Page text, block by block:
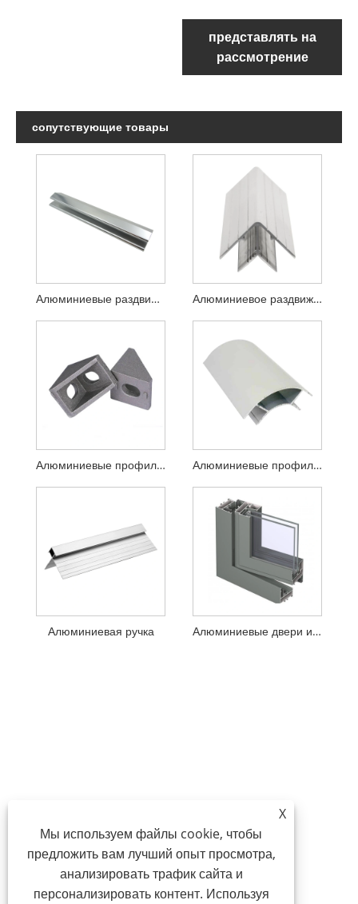
представлять на
рассмотрение
сопутствующие товары
Алюминиевые раздвижные двери Алюминиевое раздвижное окно
Алюминиевые профили специальной формы, двери и окна Алюминиевые профили для кухонных окон и дверей
Алюминиевая ручка Алюминиевые двери и окна
X
Мы используем файлы cookie, чтобы
предложить вам лучший опыт просмотра,
анализировать трафик сайта и
персонализировать контент. Используя